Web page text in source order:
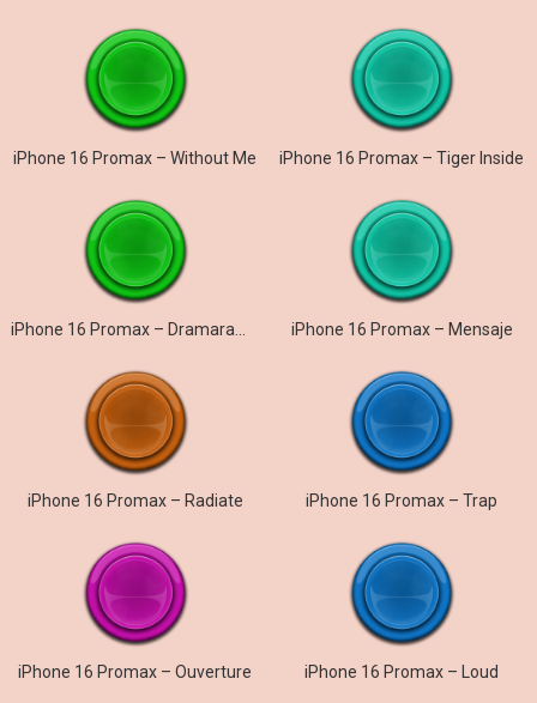
iPhone 16 Promax – Without Me iPhone 16 Promax – Tiger Inside
iPhone 16 Promax – Mensaje
iPhone 16 Promax – Radiate iPhone 16 Promax – Trap
iPhone 16 Promax – Ouverture iPhone 16 Promax – Loud